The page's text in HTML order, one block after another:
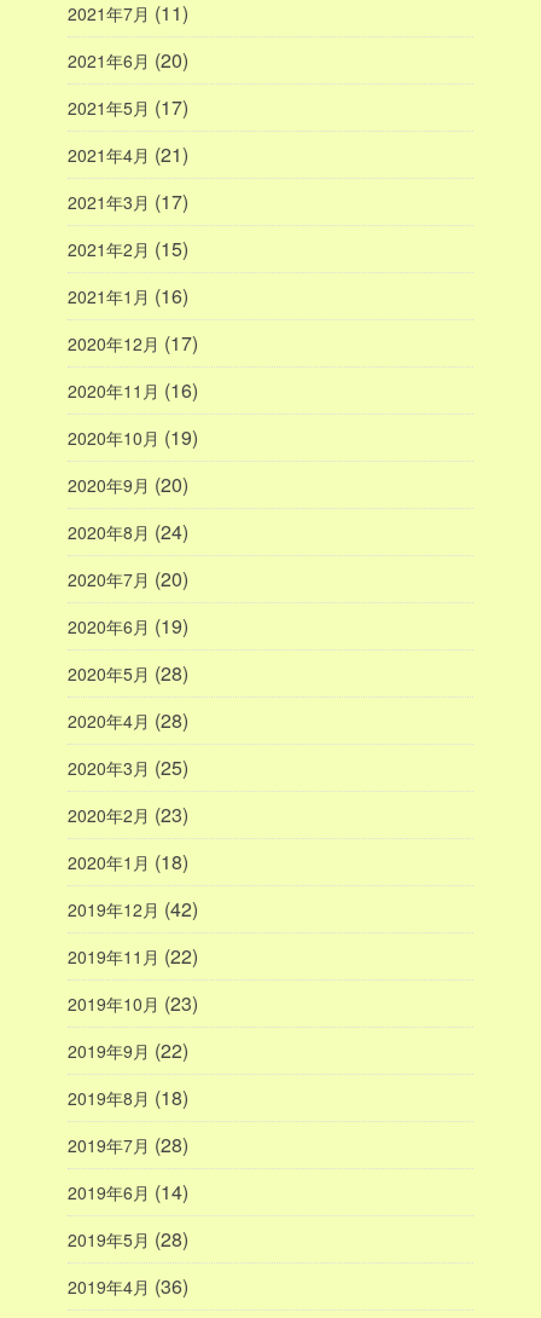
2021年7月 (11)
2021年6月 (20)
2021年5月 (17)
2021年4月 (21)
2021年3月 (17)
2021年2月 (15)
2021年1月 (16)
2020年12月 (17)
2020年11月 (16)
2020年10月 (19)
2020年9月 (20)
2020年8月 (24)
2020年7月 (20)
2020年6月 (19)
2020年5月 (28)
2020年4月 (28)
2020年3月 (25)
2020年2月 (23)
2020年1月 (18)
2019年12月 (42)
2019年11月 (22)
2019年10月 (23)
2019年9月 (22)
2019年8月 (18)
2019年7月 (28)
2019年6月 (14)
2019年5月 (28)
2019年4月 (36)